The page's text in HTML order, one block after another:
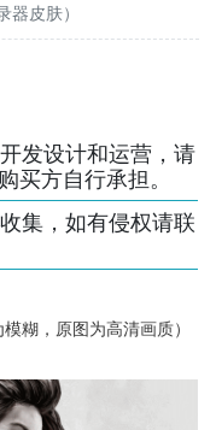
皮肤）
发设计和运营，请
买方自行承担。
集，如有侵权请联
糊，原图为高清画质）